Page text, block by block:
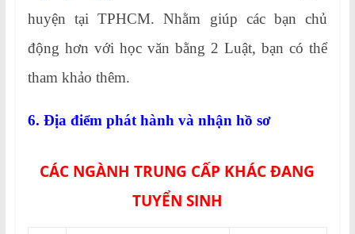
huyện tại TPHCM. Nhằm giúp các bạn chủ
động hơn với học văn bằng 2 Luật, bạn có thể
tham khảo thêm.
6. Địa điểm phát hành và nhận hồ sơ
CÁC NGÀNH TRUNG CẤP KHÁC ĐANG
TUYỂN SINH